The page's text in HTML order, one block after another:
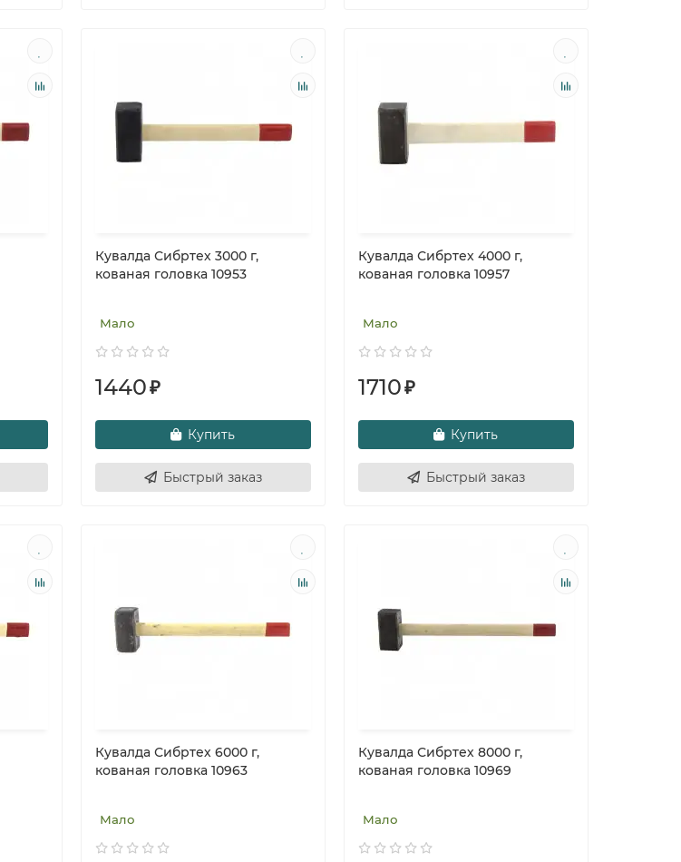
Кувалда Сибртех 3000 г,
кованая головка 10953
Мало
1440₽
Купить
Быстрый заказ
Кувалда Сибртех 4000 г,
кованая головка 10957
Мало
1710₽
Купить
Быстрый заказ
Кувалда Сибртех 6000 г,
кованая головка 10963
Мало
Кувалда Сибртех 8000 г,
кованая головка 10969
Мало